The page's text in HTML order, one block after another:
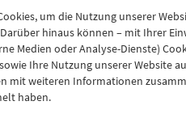
Apr 2027 >>
Mi Do Fr Sa So
31 01 02 03
04
07 08 09 10
11
14 15
um die Nutzung unserer
hinaus können – mit Ihrer
Medien oder Analyse-Dienste)
Ihre Nutzung unserer Website
mit weiteren Informationen
haben.